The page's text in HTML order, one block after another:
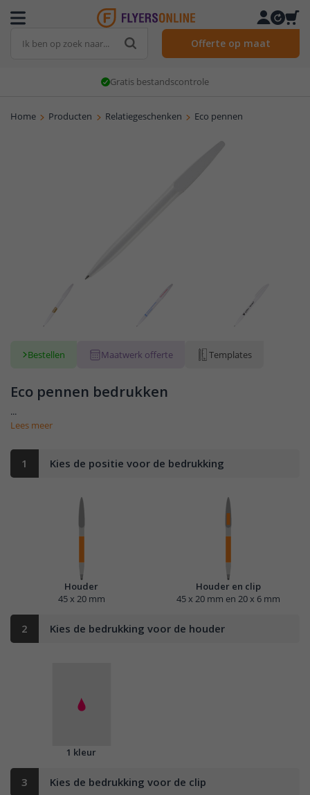
Offerte op maat
Gratis bestandscontrole
Home Producten Relatiegeschenken Eco pennen
Eco pennen bedrukken
...
Lees meer
Bestellen Maatwerk offerte Templates
1 Kies de positie voor de bedrukking
Houder
45 x 20 mm
Houder en clip
45 x 20 mm en 20 x 6 mm
2 Kies de bedrukking voor de houder
1 kleur
3 Kies de bedrukking voor de clip